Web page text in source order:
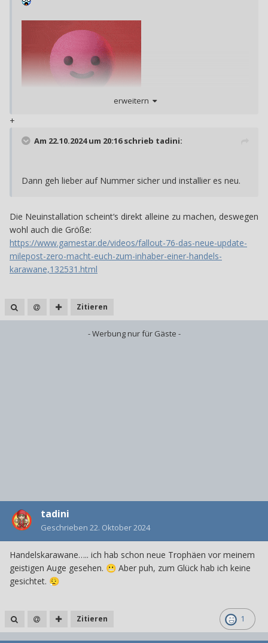
erweitern
+
Am 22.10.2024 um 20:16 schrieb tadini:
Dann geh lieber auf Nummer sicher und installier es neu.
Die Neuinstallation scheint‘s direkt alleine zu machen, deswegen
wohl auch die Größe:
https://www.gamestar.de/videos/fallout-76-das-neue-update-
milepost-zero-macht-euch-zum-inhaber-einer-handels-
karawane,132531.html
Zitieren
- Werbung nur für Gäste -
tadini
Geschrieben 22. Oktober 2024
Handelskarawane….. ich hab schon neue Trophäen vor meinem
geistigen Auge gesehen. 😬 Aber puh, zum Glück hab ich keine
gesichtet. 😮‍💨
1
Zitieren